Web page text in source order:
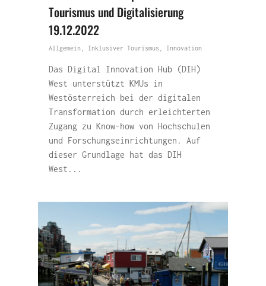
Tourismus und Digitalisierung
19.12.2022
Allgemein Inklusiver Tourismus Innovation
Das Digital Innovation Hub (DIH)
West unterstützt KMUs in
Westösterreich bei der digitalen
Transformation durch erleichterten
Zugang zu Know-how von Hochschulen
und Forschungseinrichtungen. Auf
dieser Grundlage hat das DIH
West...